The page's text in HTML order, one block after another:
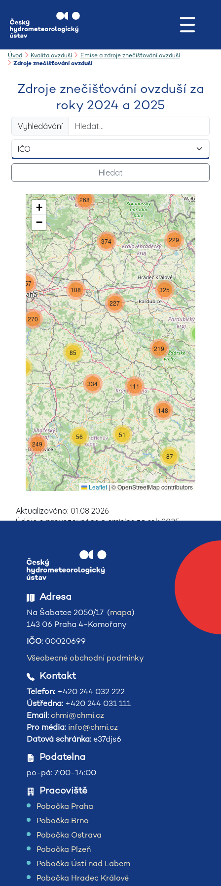
Úvod Kvalita ovzduší
Emise a zdroje znečišťování ovzduší
Zdroje znečišťování ovzduší
Zdroje znečišťování ovzduší za
roky 2024 a 2025
Vyhledávání
Hledat
56 51
111
334
87
148
47
85
268
229
219
227
325
374
249
108
270
657
+
−
Leaflet | © OpenStreetMap contributors
Aktualizováno: 01.08.2026
Údaje o provozovnách a emisích za rok 2025
Adresa
Na Šabatce 2050/17 (mapa)
143 06 Praha 4-Komořany
IČO: 00020699
Všeobecné obchodní podmínky
Kontakt
Telefon: +420 244 032 222
Ústředna: +420 244 031 111
Email: chmi@chmi.cz
Pro média: info@chmi.cz
Datová schránka: e37djs6
Podatelna
po-pá: 7:00-14:00
Pracoviště
Pobočka Praha
Pobočka Brno
Pobočka Ostrava
Pobočka Plzeň
Pobočka Ústí nad Labem
Pobočka Hradec Králové